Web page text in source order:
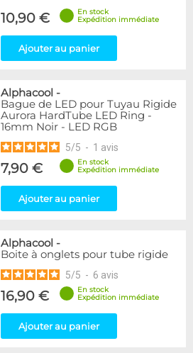
10,90 €
En stock
Expédition immédiate
Ajouter au panier
Alphacool -
Bague de LED pour Tuyau Rigide
Aurora HardTube LED Ring -
16mm Noir - LED RGB
5/5 - 1 avis
7,90 €
En stock
Expédition immédiate
Ajouter au panier
Alphacool -
Boite à onglets pour tube rigide
5/5 - 6 avis
16,90 €
En stock
Expédition immédiate
Ajouter au panier